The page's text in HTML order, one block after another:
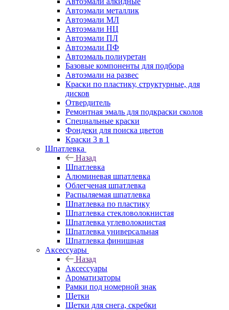
Автоэмали металлик
Автоэмали МЛ
Автоэмали НЦ
Автоэмали ПЛ
Автоэмали ПФ
Автоэмаль полиуретан
Базовые компоненты для подбора
Автоэмали на развес
Краски по пластику, структурные, для
дисков
Отвердитель
Ремонтная эмаль для подкраски сколов
Специальные краски
Фондеки для поиска цветов
Краски 3 в 1
Шпатлевка
Назад
Шпатлевка
Алюминевая шпатлевка
Облегченая шпатлевка
Распыляемая шпатлевка
Шпатлевка по пластику
Шпатлевка стекловолокнистая
Шпатлевка углеволокнистая
Шпатлевка универсальная
Шпатлевка финишная
Аксессуары
Назад
Аксессуары
Ароматизаторы
Рамки под номерной знак
Щетки
Щетки для снега, скребки